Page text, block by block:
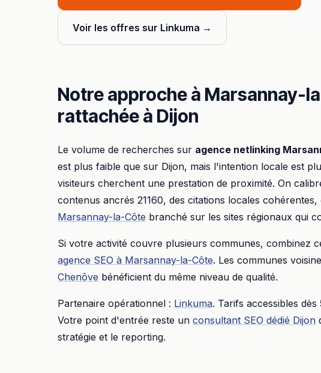
Voir les offres sur Linkuma →
Notre approche à Marsannay-
rattachée à Dijon
Le volume de recherches sur agence netlinking
est plus faible que sur Dijon, mais l'intention locale est
visiteurs cherchent une prestation de proximité. On
contenus ancrés 21160, des citations locales cohérentes,
Marsannay-la-Côte branché sur les sites régionaux qui
Si votre activité couvre plusieurs communes, combinez
agence SEO à Marsannay-la-Côte. Les communes
Chenôve bénéficient du même niveau de qualité.
Partenaire opérationnel : Linkuma. Tarifs accessibles dès
Votre point d'entrée reste un consultant SEO dédié Dijon
stratégie et le reporting.